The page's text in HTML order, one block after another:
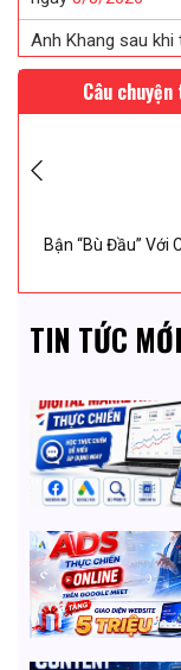
Anh Khang sau
dụng8/8/2026
Chị Tuyết đã tin
Chị Uyên thiết kế
Câu
Bận “Bù Đầu” Với
TIN TỨC MỚI